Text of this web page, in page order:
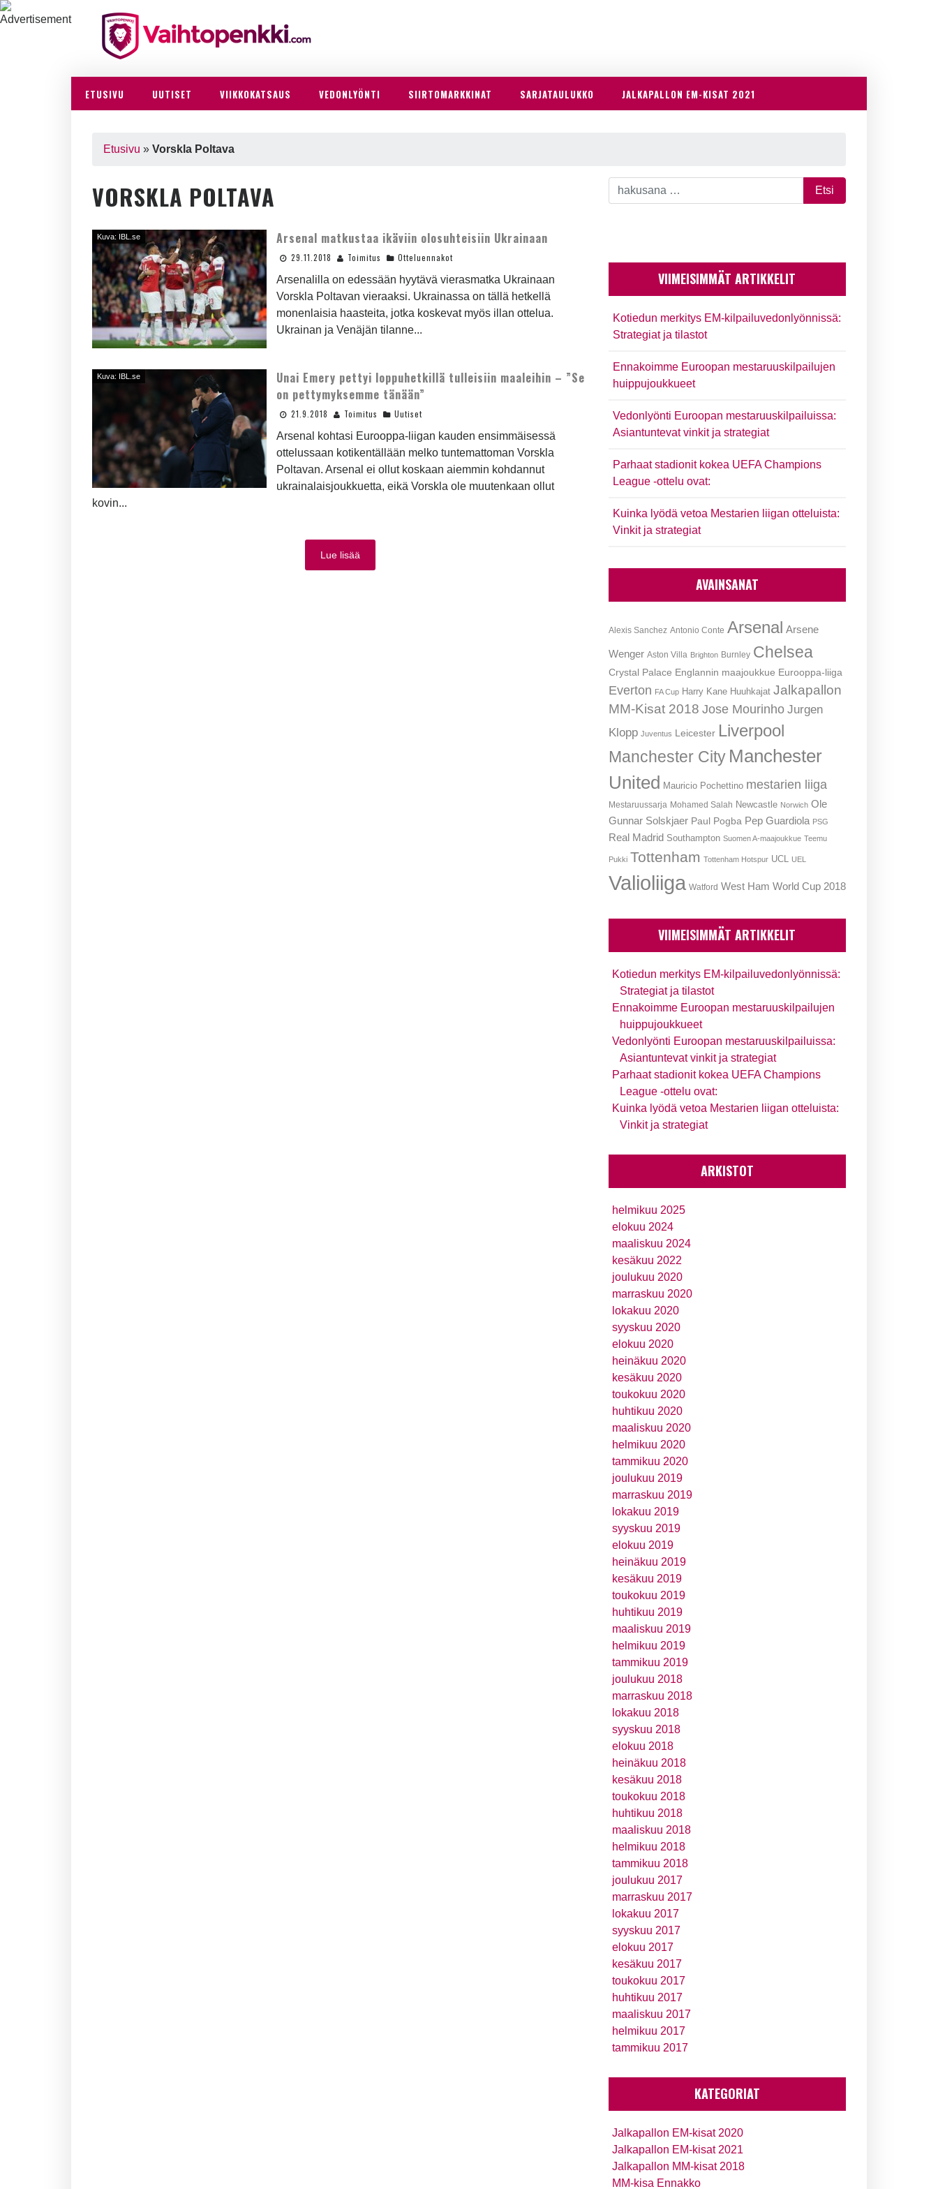
ETUSIVU UUTISET VIIKKOKATSAUS VEDONLYÖNTI SIIRTOMARKKINAT SARJATAULUKKO JALKAPALLON EM-KISAT 2021
Etusivu » Vorskla Poltava
VORSKLA POLTAVA
Kuva: IBL.se Arsenal matkustaa ikäviin olosuhteisiin Ukrainaan
29.11.2018 Toimitus Otteluennakot
Arsenalilla on edessään hyytävä vierasmatka Ukrainaan
Vorskla Poltavan vieraaksi. Ukrainassa on tällä hetkellä
monenlaisia haasteita, jotka koskevat myös illan ottelua.
Ukrainan ja Venäjän tilanne...
Kuva: IBL.se
Unai Emery pettyi loppuhetkillä tulleisiin maaleihin – ”Se
on pettymyksemme tänään”
21.9.2018 Toimitus Uutiset
Arsenal kohtasi Eurooppa-liigan kauden ensimmäisessä
ottelussaan kotikentällään melko tuntemattoman Vorskla
Poltavan. Arsenal ei ollut koskaan aiemmin kohdannut
ukrainalaisjoukkuetta, eikä Vorskla ole muutenkaan ollut
kovin...
Lue lisää
VIIMEISIMMÄT ARTIKKELIT
Kotiedun merkitys EM-kilpailuvedonlyönnissä:
Strategiat ja tilastot
Ennakoimme Euroopan mestaruuskilpailujen
huippujoukkueet
Vedonlyönti Euroopan mestaruuskilpailuissa:
Asiantuntevat vinkit ja strategiat
Parhaat stadionit kokea UEFA Champions
League -ottelu ovat:
Kuinka lyödä vetoa Mestarien liigan otteluista:
Vinkit ja strategiat
AVAINSANAT
Alexis Sanchez Antonio Conte Arsenal Arsene
Wenger Aston Villa Brighton Burnley Chelsea
Crystal Palace Englannin maajoukkue Eurooppa-liiga
Everton FA Cup Harry Kane Huuhkajat Jalkapallon
MM-Kisat 2018 Jose Mourinho Jurgen
Klopp Juventus Leicester Liverpool
Manchester City Manchester
United
Mauricio Pochettino mestarien liiga
Mestaruussarja Mohamed Salah Newcastle Norwich Ole
Gunnar Solskjaer Paul Pogba Pep Guardiola PSG
Real Madrid Southampton Suomen A-maajoukkue Teemu
Pukki Tottenham Tottenham Hotspur UCL UEL
Valioliiga Watford West Ham World Cup 2018
VIIMEISIMMÄT ARTIKKELIT
Kotiedun merkitys EM-kilpailuvedonlyönnissä:
Strategiat ja tilastot
Ennakoimme Euroopan mestaruuskilpailujen
huippujoukkueet
Vedonlyönti Euroopan mestaruuskilpailuissa:
Asiantuntevat vinkit ja strategiat
Parhaat stadionit kokea UEFA Champions
League -ottelu ovat:
Kuinka lyödä vetoa Mestarien liigan otteluista:
Vinkit ja strategiat
ARKISTOT
helmikuu 2025
elokuu 2024
maaliskuu 2024
kesäkuu 2022
joulukuu 2020
marraskuu 2020
lokakuu 2020
syyskuu 2020
elokuu 2020
heinäkuu 2020
kesäkuu 2020
toukokuu 2020
huhtikuu 2020
maaliskuu 2020
helmikuu 2020
tammikuu 2020
joulukuu 2019
marraskuu 2019
lokakuu 2019
syyskuu 2019
elokuu 2019
heinäkuu 2019
kesäkuu 2019
toukokuu 2019
huhtikuu 2019
maaliskuu 2019
helmikuu 2019
tammikuu 2019
joulukuu 2018
marraskuu 2018
lokakuu 2018
syyskuu 2018
elokuu 2018
heinäkuu 2018
kesäkuu 2018
toukokuu 2018
huhtikuu 2018
maaliskuu 2018
helmikuu 2018
tammikuu 2018
joulukuu 2017
marraskuu 2017
lokakuu 2017
syyskuu 2017
elokuu 2017
kesäkuu 2017
toukokuu 2017
huhtikuu 2017
maaliskuu 2017
helmikuu 2017
tammikuu 2017
KATEGORIAT
Jalkapallon EM-kisat 2020
Jalkapallon EM-kisat 2021
Jalkapallon MM-kisat 2018
MM-kisa Ennakko